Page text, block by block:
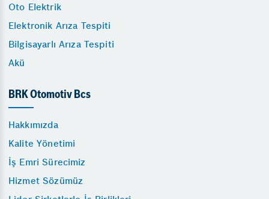
Oto Elektrik
Elektronik Arıza Tespiti
Bilgisayarlı Arıza Tespiti
Akü
BRK Otomotiv Bcs
Hakkımızda
Kalite Yönetimi
İş Emri Sürecimiz
Hizmet Sözümüz